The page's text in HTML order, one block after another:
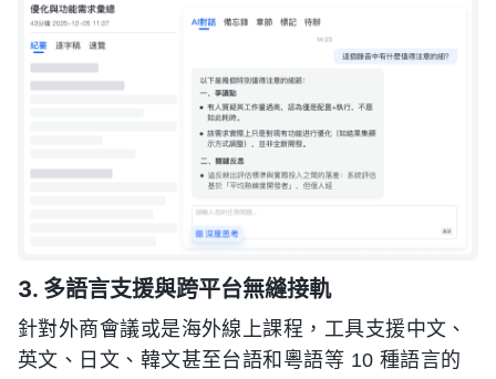
3. 多語言支援與跨平台無縫接軌
針對外商會議或是海外線上課程，工具支援中文、
英文、日文、韓文甚至台語和粵語等 10 種語言的